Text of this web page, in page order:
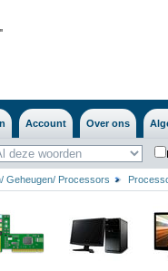
''
Account Over ons
Geheugen/ Processors